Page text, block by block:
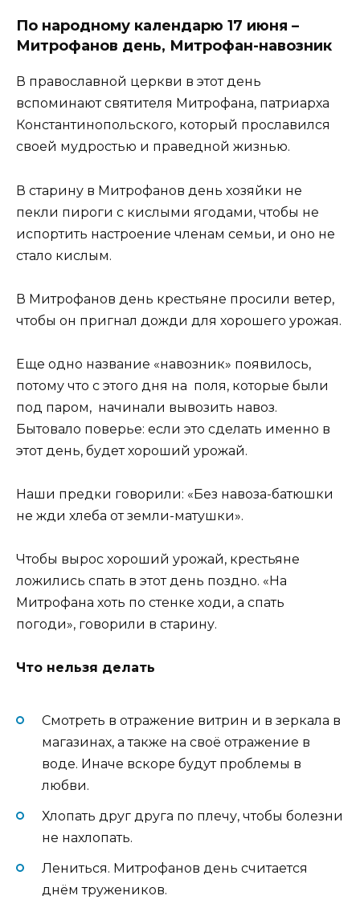
По народному календарю 17 июня –
Митрофанов день, Митрофан-навозник
В православной церкви в этот день
вспоминают святителя Митрофана, патриарха
Константинопольского, который прославился
своей мудростью и праведной жизнью.
В старину в Митрофанов день хозяйки не
пекли пироги с кислыми ягодами, чтобы не
испортить настроение членам семьи, и оно не
стало кислым.
В Митрофанов день крестьяне просили ветер,
чтобы он пригнал дожди для хорошего урожая.
Еще одно название «навозник» появилось,
потому что с этого дня на поля, которые были
под паром, начинали вывозить навоз.
Бытовало поверье: если это сделать именно в
этот день, будет хороший урожай.
Наши предки говорили: «Без навоза-батюшки
не жди хлеба от земли-матушки».
Чтобы вырос хороший урожай, крестьяне
ложились спать в этот день поздно. «На
Митрофана хоть по стенке ходи, а спать
погоди», говорили в старину.
Что нельзя делать
Смотреть в отражение витрин и в зеркала в
магазинах, а также на своё отражение в
воде. Иначе вскоре будут проблемы в
любви.
Хлопать друг друга по плечу, чтобы болезни
не нахлопать.
Лениться. Митрофанов день считается
днём тружеников.